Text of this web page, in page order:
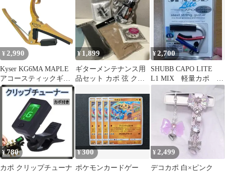
プシンガー2020年作
¥ 2,990
Kyser KG6MA MAPLE
アコースティックギタ
ー用カポ〈カイザー〉
¥ 1,899
ギターメンテナンス用
品セット カポ 弦 クロ
り 新品
¥2,700
SHUBB CAPO LITE
L1 MIX 軽量カポ シ
ャブ カポ
¥780
カポ クリップチューナ
¥300
ポケモンカードゲー
¥2,499
デコカポ 白×ピンク